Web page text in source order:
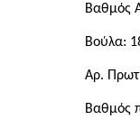
Βαθμός
Βούλα:
Aρ.
Bαθμός